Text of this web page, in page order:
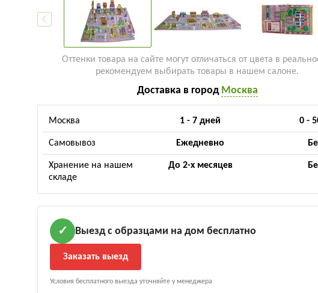
Оттенки товара на сайте могут отличаться от цвета в
рекомендуем выбирать товары в нашем салоне.
Доставка в город Москва
Москва 1 - 7 дней 0 -
Самовывоз Ежедневно
Хранение на нашем
складе
До 2-х месяцев
✓ Выезд с образцами на дом бесплатно
Заказать выезд
Условия бесплатного выезда уточняйте у менеджера